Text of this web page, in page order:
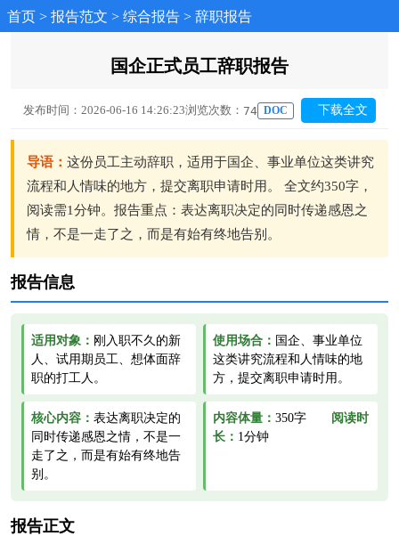
首页 > 报告范文 > 综合报告 > 辞职报告
国企正式员工辞职报告
发布时间：2026-06-16 14:26:23浏览次数： 74 DOC 下载全文
导语： 这份员工主动辞职，适用于国企、事业单位这类讲究
流程和人情味的地方，提交离职申请时用。 全文约350字，
阅读需1分钟。报告重点：表达离职决定的同时传递感恩之
情，不是一走了之，而是有始有终地告别。
报告信息
适用对象： 刚入职不久的新
人、试用期员工、想体面辞
职的打工人。
使用场合： 国企、事业单位
这类讲究流程和人情味的地
方，提交离职申请时用。
核心内容： 表达离职决定的
同时传递感恩之情，不是一
走了之，而是有始有终地告
别。
内容体量： 350字
阅读时
长： 1分钟
报告正文